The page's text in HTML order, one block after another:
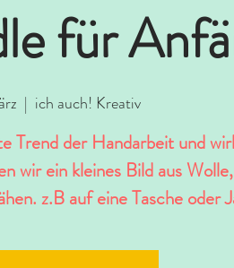
für
  |
ich auch! Kreativ
Trend der Handarbeit und
wir ein kleines Bild aus
z.B auf eine Tasche oder